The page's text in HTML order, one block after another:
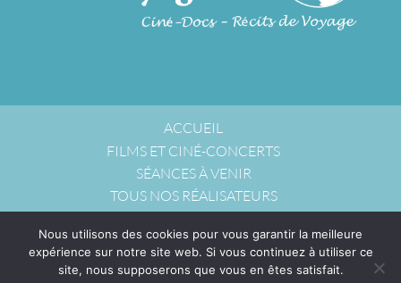
ACCUEIL
FILMS ET CINÉ-CONCERTS
SÉANCES À VENIR
TOUS NOS RÉALISATEURS
NOUS CONTACTER
POLITIQUE DE CONFIDENTIALITÉ
Nous utilisons des cookies pour vous garantir la meilleure
expérience sur notre site web. Si vous continuez à utiliser ce
site, nous supposerons que vous en êtes satisfait.